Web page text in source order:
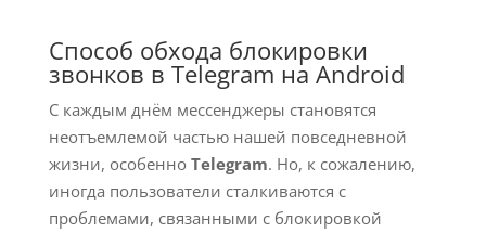
Способ обхода блокировки
звонков в Telegram на Android
С каждым днём мессенджеры становятся
неотъемлемой частью нашей повседневной
жизни, особенно Telegram. Но, к сожалению,
иногда пользователи сталкиваются с
проблемами, связанными с блокировкой